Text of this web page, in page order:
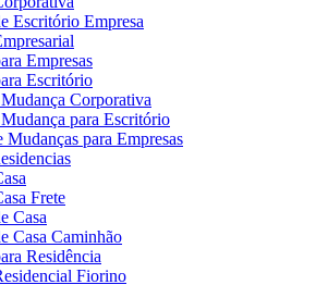
Escritório Empresa
Empresas
Escritório
Corporativa
para Escritório
Mudanças para Empresas
Frete
Casa
Casa Caminhão
Residência
Fiorino